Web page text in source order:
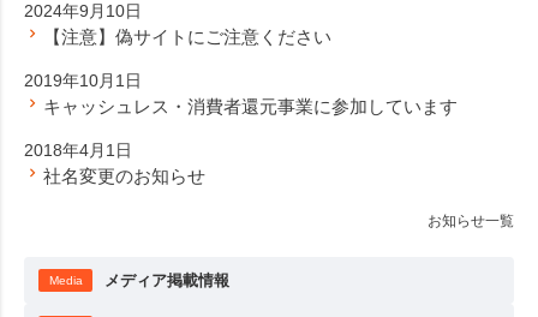
2024年9月10日
【注意】偽サイトにご注意ください
2019年10月1日
キャッシュレス・消費者還元事業に参加しています
2018年4月1日
社名変更のお知らせ
お知らせ一覧
Media メディア掲載情報